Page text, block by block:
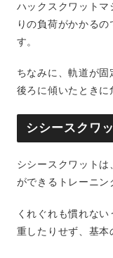
ハックスクワットマ
りの負荷がかかる
す。
ちなみに、軌道が固
後ろに傾いたときに
シシースクワ
シシースクワットは
ができるトレーニン
くれぐれも慣れな
重したりせず、基本